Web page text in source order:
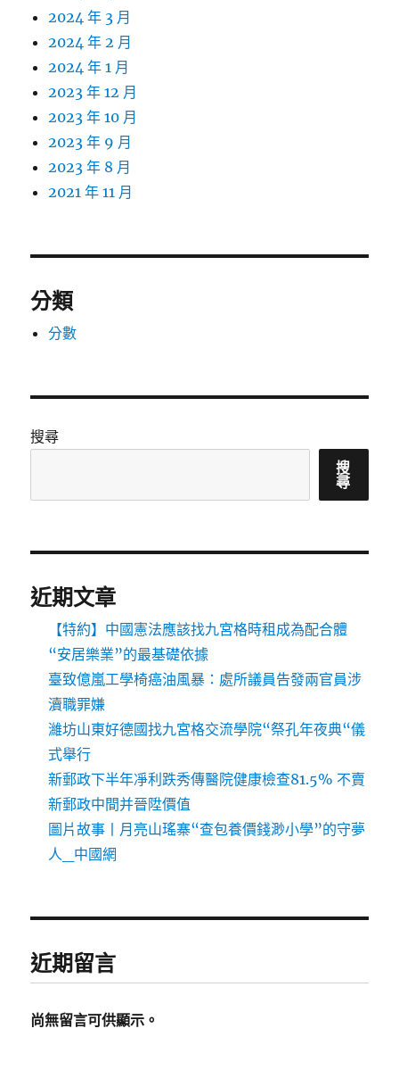
2024 年 3 月
2024 年 2 月
2024 年 1 月
2023 年 12 月
2023 年 10 月
2023 年 9 月
2023 年 8 月
2021 年 11 月
分類
分數
搜尋
搜
尋
近期文章
【特約】中國憲法應該找九宮格時租成為配合體
“安居樂業”的最基礎依據
臺致億嵐工學椅癌油風暴：處所議員告發兩官員涉
瀆職罪嫌
濰坊山東好德國找九宮格交流學院“祭孔年夜典“儀
式舉行
新郵政下半年凈利跌秀傳醫院健康檢查81.5% 不賣
新郵政中間并晉陞價值
圖片故事丨月亮山瑤寨“查包養價錢渺小學”的守夢
人_中國網
近期留言
尚無留言可供顯示。